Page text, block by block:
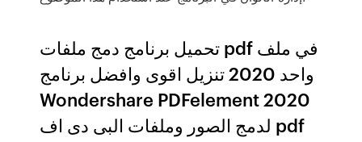
تحميل برنامج دمج ملفات pdf في ملف
واحد 2020 تنزيل اقوى وافضل برنامج
Wondershare PDFelement 2020
لدمج الصور وملفات البى دى اف pdf